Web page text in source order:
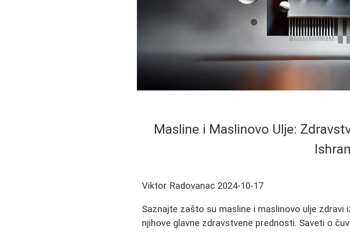
Masline i Maslinovo Ulje:
Viktor Radovanac 2024-10-17
Saznajte zašto su masline i maslinovo ulje zdravi
njihove glavne zdravstvene prednosti. Saveti o